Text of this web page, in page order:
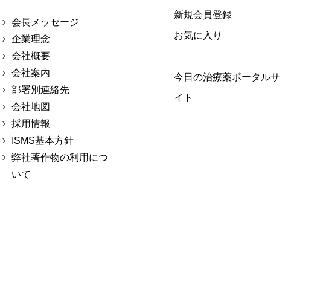
会長メッセージ
企業理念
会社概要
会社案内
部署別連絡先
会社地図
採用情報
ISMS基本方針
弊社著作物の利用につ
いて
新規会員登録
お気に入り
今日の治療薬ポータルサ
イト